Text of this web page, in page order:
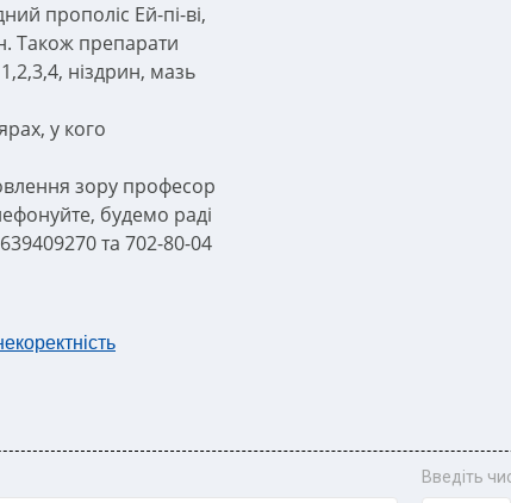
прополіс Ей-пі-ві,
Також препарати
ніздрин, мазь
у кого
зору професор
будемо раді
та 702-80-04
Введіть